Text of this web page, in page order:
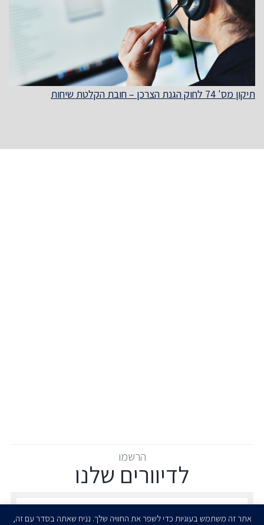
תיקון מס' 74 לחוק הגנת הצרכן – חובת הקלטת שיחות
הרשמו
לדיוורים שלנו
אתר זה משתמש בעוגיות כדי לשפר את החוויה שלך. נניח שאתה בסדר עם זה,